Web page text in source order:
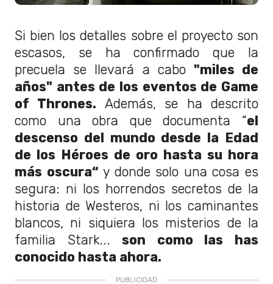
Si bien los detalles sobre el proyecto son
escasos, se ha confirmado que la
precuela se llevará a cabo "miles de
años" antes de los eventos de Game
of Thrones. Además, se ha descrito
como una obra que documenta “el
descenso del mundo desde la Edad
de los Héroes de oro hasta su hora
más oscura“ y donde solo una cosa es
segura: ni los horrendos secretos de la
historia de Westeros, ni los caminantes
blancos, ni siquiera los misterios de la
familia Stark...son como las has
conocido hasta ahora.